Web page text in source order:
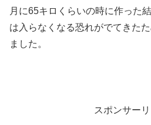
月に65キロくらいの時に作った
は入らなくなる恐れがでてきた
ました。
スポンサー